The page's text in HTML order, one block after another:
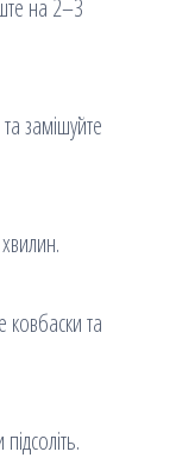
на 2–3
замішуйте
ковбаски та